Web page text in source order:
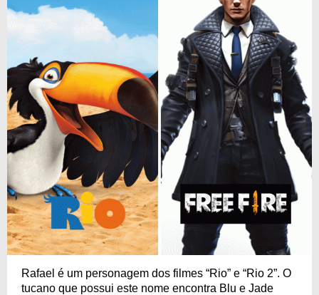
Rafael é um personagem dos filmes “Rio” e “Rio 2”. O
tucano que possui este nome encontra Blu e Jade